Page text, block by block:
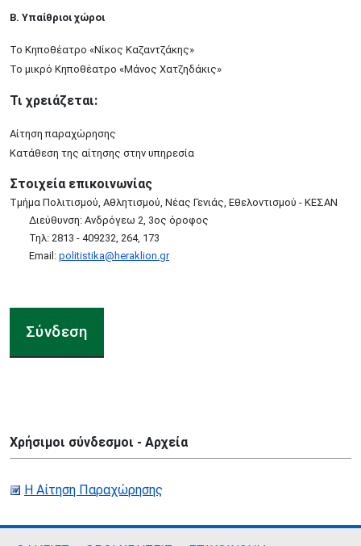
Β. Υπαίθριοι χώροι
Το Κηποθέατρο «Νίκος Καζαντζάκης»
Το μικρό Κηποθέατρο «Μάνος Χατζηδάκις»
Τι χρειάζεται:
Αίτηση παραχώρησης
Κατάθεση της αίτησης στην υπηρεσία
Στοιχεία επικοινωνίας
Τμήμα Πολιτισμού, Αθλητισμού, Νέας Γενιάς, Εθελοντισμού - ΚΕΣΑΝ
Διεύθυνση: Ανδρόγεω 2, 3ος όροφος
Τηλ: 2813 - 409232, 264, 173
Email: politistika@heraklion.gr
Σύνδεση
Χρήσιμοι σύνδεσμοι - Αρχεία
Η Αίτηση Παραχώρησης